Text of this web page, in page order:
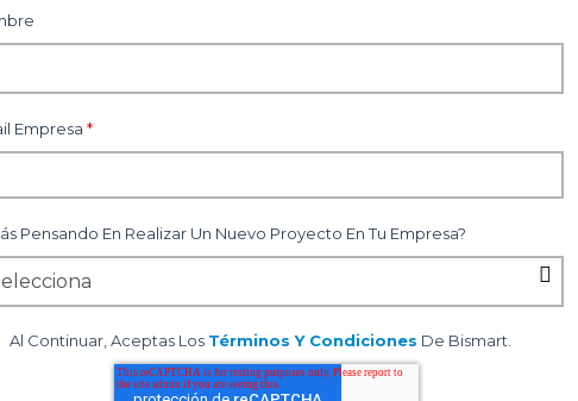
Empresa *
Pensando En Realizar Un Nuevo Proyecto En Tu Empresa?
Al Continuar, Aceptas Los Términos Y Condiciones De Bismart.